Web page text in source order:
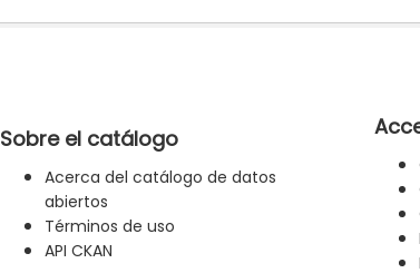
Sobre el catálogo
Acerca del catálogo de datos
abiertos
Términos de uso
API CKAN